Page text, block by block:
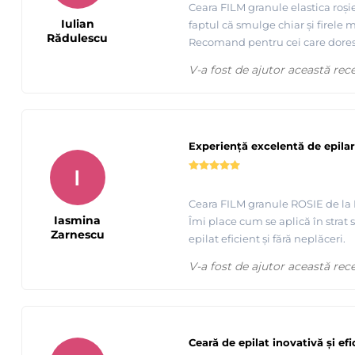
Ceara FILM granule elastica
faptul că smulge chiar și firele
Recomand pentru cei care
Iulian
Rădulescu
V-a fost de ajutor această
Experiență excelentă de
Ceara FILM granule ROSIE de
Îmi place cum se aplică în strat
epilat eficient și fără neplăceri.
I
Iasmina
Zarnescu
V-a fost de ajutor această
Ceară de epilat inovativă și